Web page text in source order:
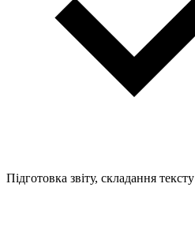
Підготовка звіту, складання тексту